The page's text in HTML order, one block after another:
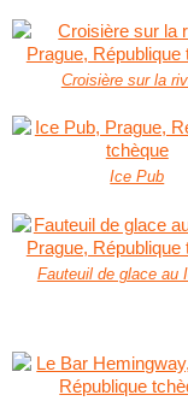
Croisière sur la
Ice Pub
Fauteuil de glace au